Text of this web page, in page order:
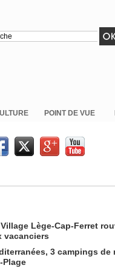
POINT DE VUE
vacanciers
Plage